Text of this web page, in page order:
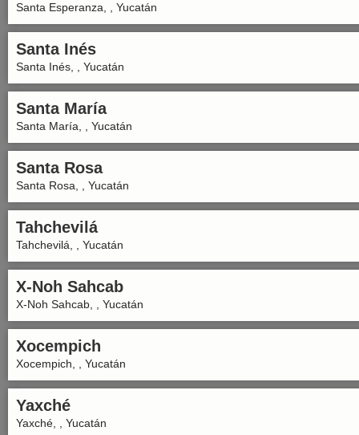
Santa Esperanza, , Yucatán
Santa Inés
Santa Inés, , Yucatán
Santa María
Santa María, , Yucatán
Santa Rosa
Santa Rosa, , Yucatán
Tahchevilá
Tahchevilá, , Yucatán
X-Noh Sahcab
X-Noh Sahcab, , Yucatán
Xocempich
Xocempich, , Yucatán
Yaxché
Yaxché, , Yucatán